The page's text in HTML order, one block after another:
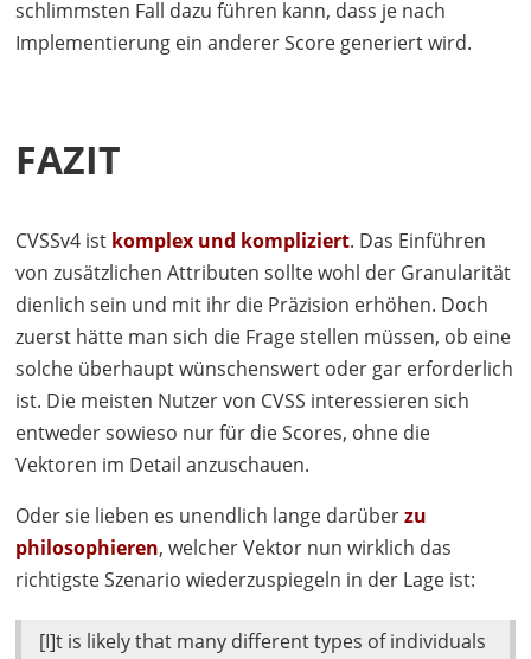
schlimmsten Fall dazu führen kann, dass je nach
Implementierung ein anderer Score generiert wird.
FAZIT
CVSSv4 ist komplex und kompliziert. Das Einführen
von zusätzlichen Attributen sollte wohl der Granularität
dienlich sein und mit ihr die Präzision erhöhen. Doch
zuerst hätte man sich die Frage stellen müssen, ob eine
solche überhaupt wünschenswert oder gar erforderlich
ist. Die meisten Nutzer von CVSS interessieren sich
entweder sowieso nur für die Scores, ohne die
Vektoren im Detail anzuschauen.
Oder sie lieben es unendlich lange darüberzu
philosophieren, welcher Vektor nun wirklich das
richtigste Szenario wiederzuspiegeln in der Lage ist:
[I]t is likely that many different types of individuals